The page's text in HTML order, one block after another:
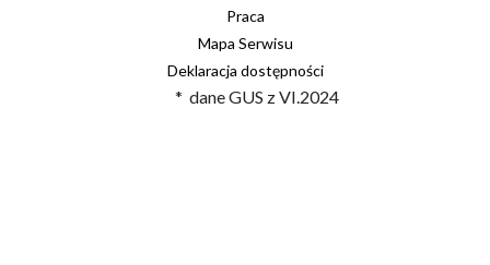
Praca
Mapa Serwisu
Deklaracja dostępności
* dane GUS z VI.2024